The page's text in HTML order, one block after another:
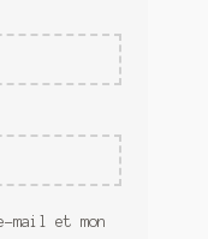
mail et mon